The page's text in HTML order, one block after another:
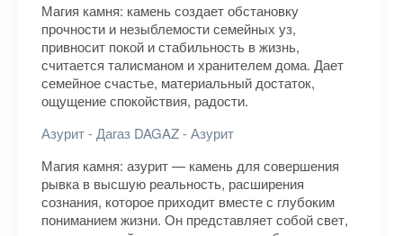
Магия камня: камень создает обстановку
прочности и незыблемости семейных уз,
привносит покой и стабильность в жизнь,
считается талисманом и хранителем дома. Дает
семейное счастье, материальный достаток,
ощущение спокойствия, радости.
Азурит - Дагаз DAGAZ - Азурит
Магия камня: азурит — камень для совершения
рывка в высшую реальность, расширения
сознания, которое приходит вместе с глубоким
пониманием жизни. Он представляет собой свет,